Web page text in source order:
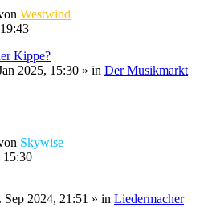
Westwind
Kippe?
2025, 15:30 » in Der Musikmarkt
Skywise
15:30
Sep 2024, 21:51 » in Liedermacher